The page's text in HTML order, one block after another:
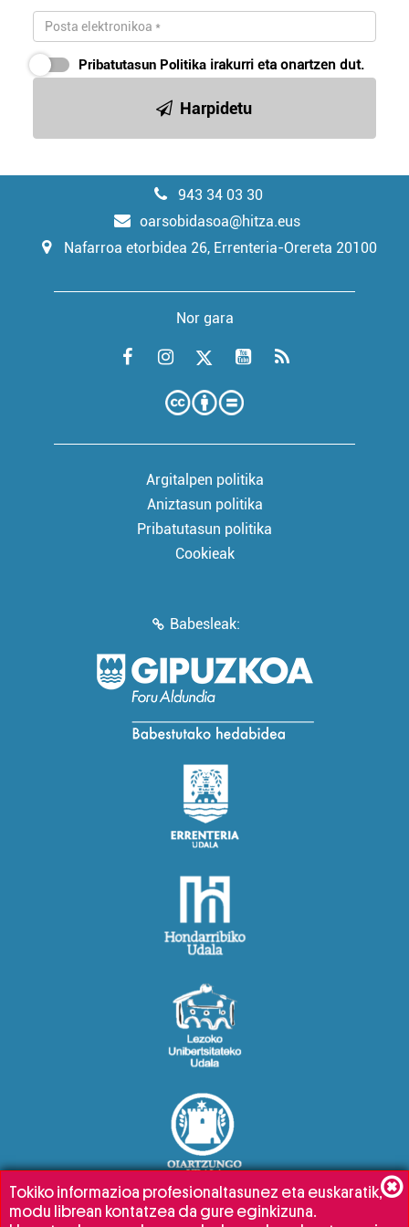
Pribatutasun Politika irakurri eta onartzen dut.
Harpidetu
943 34 03 30
oarsobidasoa@hitza.eus
Nafarroa etorbidea 26, Errenteria-Orereta 20100
Nor gara
Argitalpen politika
Aniztasun politika
Pribatutasun politika
Cookieak
Babesleak:
Tokiko informazioa profesionaltasunez eta euskaratik,
modu librean kontatzea da gure eginkizuna.